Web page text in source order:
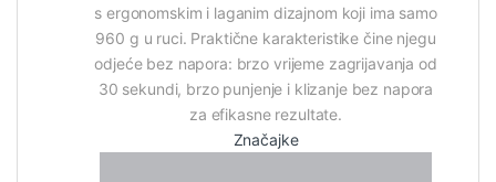
s ergonomskim i laganim dizajnom koji ima samo
960 g u ruci. Praktične karakteristike čine njegu
odjeće bez napora: brzo vrijeme zagrijavanja od
30 sekundi, brzo punjenje i klizanje bez napora
za efikasne rezultate.
Značajke